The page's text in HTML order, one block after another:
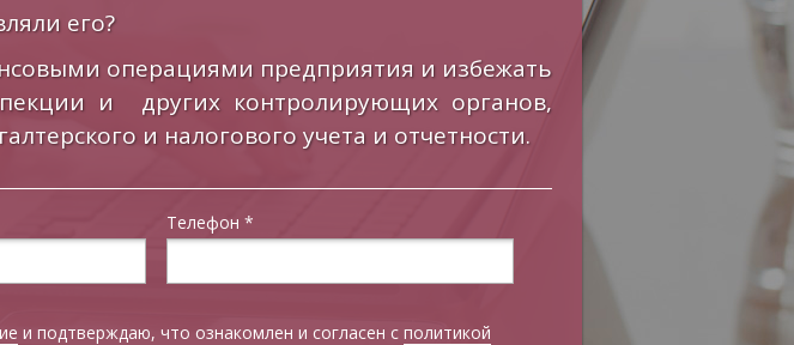
его?
операциями предприятия и избежать
и других контролирующих органов,
и налогового учета и отчетности.
Телефон *
и подтверждаю, что ознакомлен и согласен с политикой